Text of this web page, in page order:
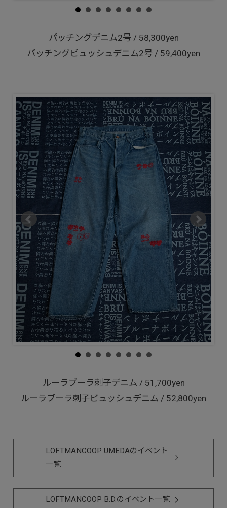
パッチングデニム2号 / 58,300yen
パッチングビュッシュデニム2号 / 59,400yen
ルーラブーラ刺子デニム / 51,700yen
ルーラブーラ刺子ビュッシュデニム / 52,800yen
LOFTMANCOOP UMEDAのイベント
一覧
LOFTMANCOOP B.D.のイベント一覧